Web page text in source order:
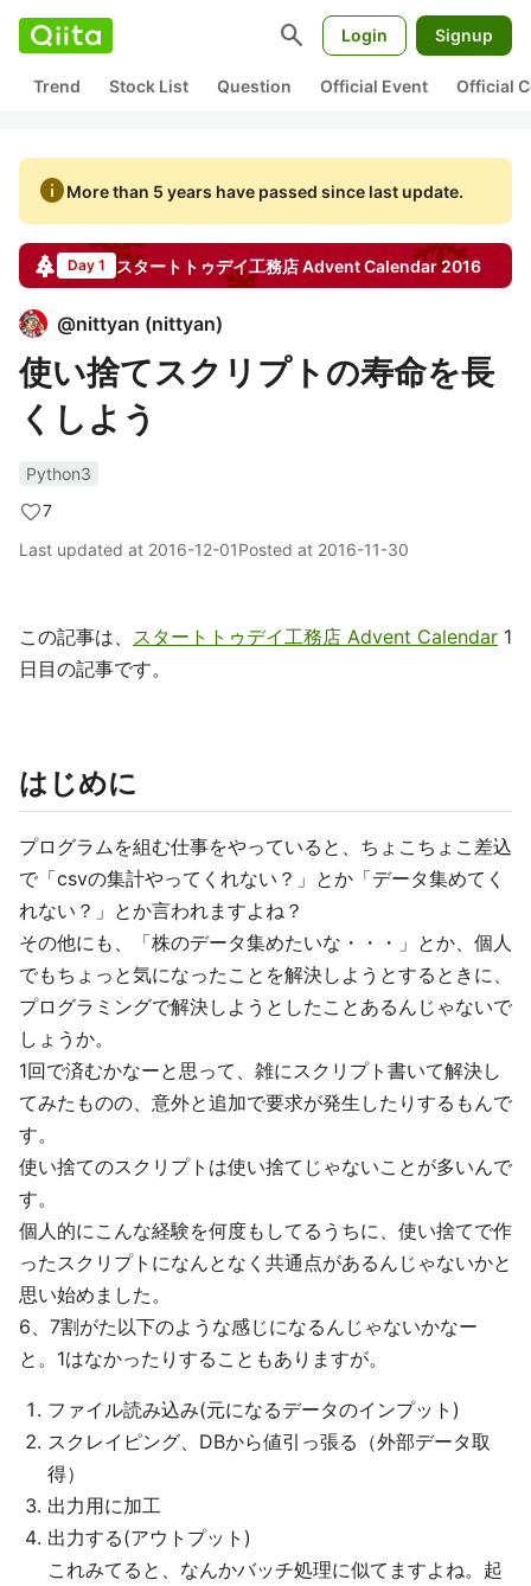
search Login Signup
Trend Stock List Question Official Event Official
infoMore than 5 years have passed since last update.
Day 1 スタートトゥデイ工務店Advent Calendar 2016
@nittyan (nittyan)
使い捨てスクリプトの寿命を長
くしよう
Python3
7
Last updated at 2016-12-01Posted at 2016-11-30
この記事は、 スタートトゥデイ工務店 Advent Calendar 1
日目の記事です。
はじめに
プログラムを組む仕事をやっていると、ちょこちょこ差込
で「csvの集計やってくれない？」とか「データ集めてく
れない？」とか言われますよね？
その他にも、「株のデータ集めたいな・・・」とか、個人
でもちょっと気になったことを解決しようとするときに、
プログラミングで解決しようとしたことあるんじゃないで
しょうか。
1回で済むかなーと思って、雑にスクリプト書いて解決し
てみたものの、意外と追加で要求が発生したりするもんで
す。
使い捨てのスクリプトは使い捨てじゃないことが多いんで
す。
個人的にこんな経験を何度もしてるうちに、使い捨てで作
ったスクリプトになんとなく共通点があるんじゃないかと
思い始めました。
6、7割がた以下のような感じになるんじゃないかなー
と。1はなかったりすることもありますが。
ファイル読み込み(元になるデータのインプット)
スクレイピング、DBから値引っ張る（外部データ取
得）
出力用に加工
出力する(アウトプット)
これみてると、なんかバッチ処理に似てますよね。起